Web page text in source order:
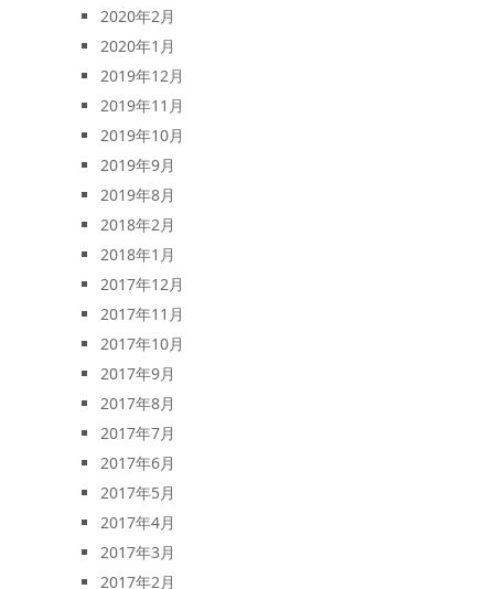
2020年2月
2020年1月
2019年12月
2019年11月
2019年10月
2019年9月
2019年8月
2018年2月
2018年1月
2017年12月
2017年11月
2017年10月
2017年9月
2017年8月
2017年7月
2017年6月
2017年5月
2017年4月
2017年3月
2017年2月